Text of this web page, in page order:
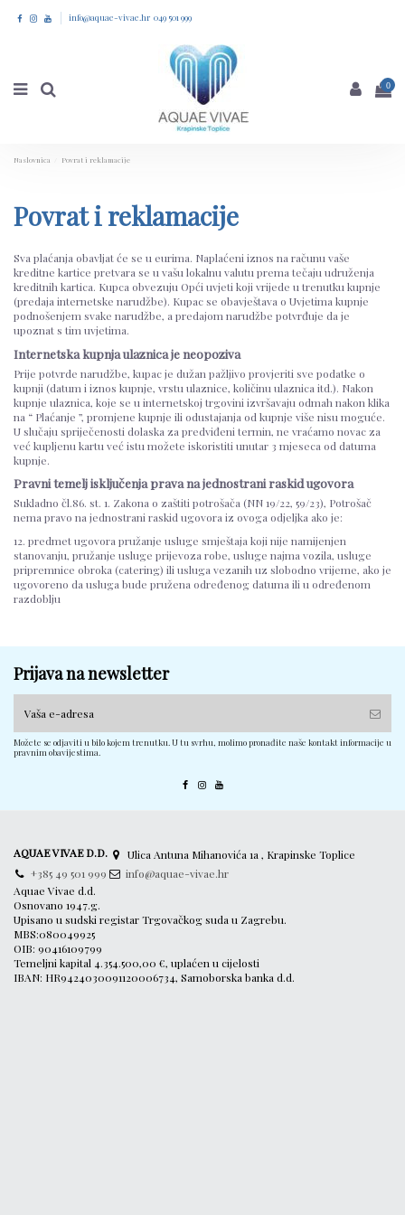
info@aquae-vivae.hr 049 501 999
0
Naslovnica Povrat i reklamacije
Povrat i reklamacije
Sva plaćanja obavljat će se u eurima. Naplaćeni iznos na računu vaše
kreditne kartice pretvara se u vašu lokalnu valutu prema tečaju udruženja
kreditnih kartica. Kupca obvezuju Opći uvjeti koji vrijede u trenutku kupnje
(predaja internetske narudžbe). Kupac se obavještava o Uvjetima kupnje
podnošenjem svake narudžbe, a predajom narudžbe potvrđuje da je
upoznat s tim uvjetima.
Internetska kupnja ulaznica je neopoziva
Prije potvrde narudžbe, kupac je dužan pažljivo provjeriti sve podatke o
kupnji (datum i iznos kupnje, vrstu ulaznice, količinu ulaznica itd.). Nakon
kupnje ulaznica, koje se u internetskoj trgovini izvršavaju odmah nakon klika
na “ Plaćanje ”, promjene kupnje ili odustajanja od kupnje više nisu moguće.
U slučaju spriječenosti dolaska za predviđeni termin, ne vraćamo novac za
već kupljenu kartu već istu možete iskoristiti unutar 3 mjeseca od datuma
kupnje.
Pravni temelj isključenja prava na jednostrani raskid ugovora
Sukladno čl.86. st. 1. Zakona o zaštiti potrošača (NN 19/22, 59/23), Potrošač
nema pravo na jednostrani raskid ugovora iz ovoga odjeljka ako je:
12. predmet ugovora pružanje usluge smještaja koji nije namijenjen
stanovanju, pružanje usluge prijevoza robe, usluge najma vozila, usluge
pripremnice obroka (catering) ili usluga vezanih uz slobodno vrijeme, ako je
ugovoreno da usluga bude pružena određenog datuma ili u određenom
razdoblju
Prijava na newsletter
Možete se odjaviti u bilo kojem trenutku. U tu svrhu, molimo pronađite naše kontakt informacije u
pravnim obavijestima.
AQUAE VIVAE D.D.
Ulica Antuna Mihanovića 1a , Krapinske Toplice
+385 49 501 999
info@aquae-vivae.hr
Aquae Vivae d.d.
Osnovano 1947.g.
Upisano u sudski registar Trgovačkog suda u Zagrebu.
MBS:080049925
OIB: 90416109799
Temeljni kapital 4.354.500,00 €, uplaćen u cijelosti
IBAN: HR9424030091120006734, Samoborska banka d.d.